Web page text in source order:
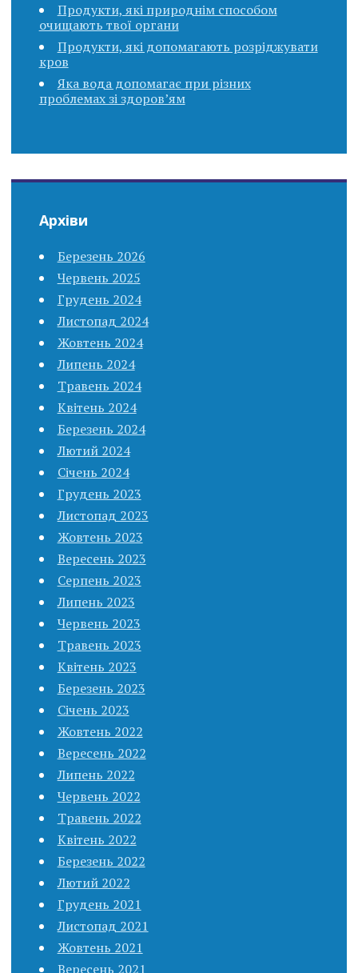
Продукти, які природнім способом
очищають твої органи
Продукти, які допомагають розріджувати
кров
Яка вода допомагає при різних
проблемах зі здоров’ям
Архіви
Березень 2026
Червень 2025
Грудень 2024
Листопад 2024
Жовтень 2024
Липень 2024
Травень 2024
Квітень 2024
Березень 2024
Лютий 2024
Січень 2024
Грудень 2023
Листопад 2023
Жовтень 2023
Вересень 2023
Серпень 2023
Липень 2023
Червень 2023
Травень 2023
Квітень 2023
Березень 2023
Січень 2023
Жовтень 2022
Вересень 2022
Липень 2022
Червень 2022
Травень 2022
Квітень 2022
Березень 2022
Лютий 2022
Грудень 2021
Листопад 2021
Жовтень 2021
Вересень 2021